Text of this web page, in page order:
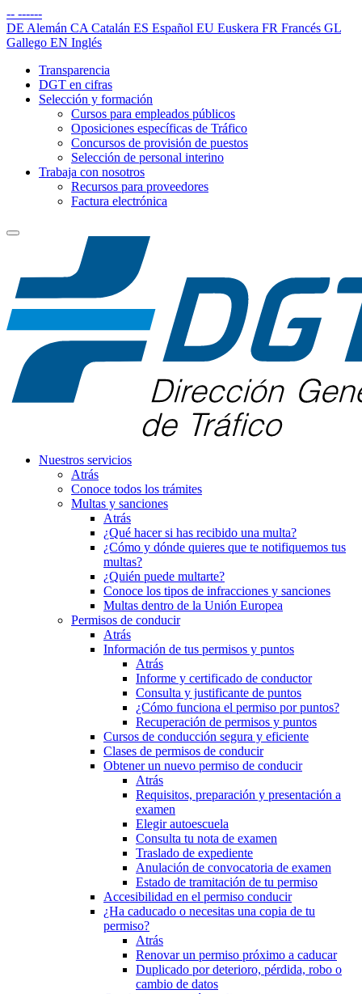
-- ------
DE Alemán CA Catalán ES Español EU Euskera FR Francés GL
Gallego EN Inglés
Transparencia
DGT en cifras
Selección y formación
Cursos para empleados públicos
Oposiciones específicas de Tráfico
Concursos de provisión de puestos
Selección de personal interino
Trabaja con nosotros
Recursos para proveedores
Factura electrónica
Nuestros servicios
Atrás
Conoce todos los trámites
Multas y sanciones
Atrás
¿Qué hacer si has recibido una multa?
¿Cómo y dónde quieres que te notifiquemos tus
multas?
¿Quién puede multarte?
Conoce los tipos de infracciones y sanciones
Multas dentro de la Unión Europea
Permisos de conducir
Atrás
Información de tus permisos y puntos
Atrás
Informe y certificado de conductor
Consulta y justificante de puntos
¿Cómo funciona el permiso por puntos?
Recuperación de permisos y puntos
Cursos de conducción segura y eficiente
Clases de permisos de conducir
Obtener un nuevo permiso de conducir
Atrás
Requisitos, preparación y presentación a
examen
Elegir autoescuela
Consulta tu nota de examen
Traslado de expediente
Anulación de convocatoria de examen
Estado de tramitación de tu permiso
Accesibilidad en el permiso conducir
¿Ha caducado o necesitas una copia de tu
permiso?
Atrás
Renovar un permiso próximo a caducar
Duplicado por deterioro, pérdida, robo o
cambio de datos